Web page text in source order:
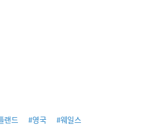
랜드 #영국
#웨일스